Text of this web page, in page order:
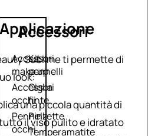
Accessori
Accessori
make up
Accessori
occhi
Pennelli
occhi
Kit
pennelli
Ciglia
finte
Pinzette
Temperamatite
Sublime ti permette di
look:
una piccola quantità di
il viso pulito e idratato